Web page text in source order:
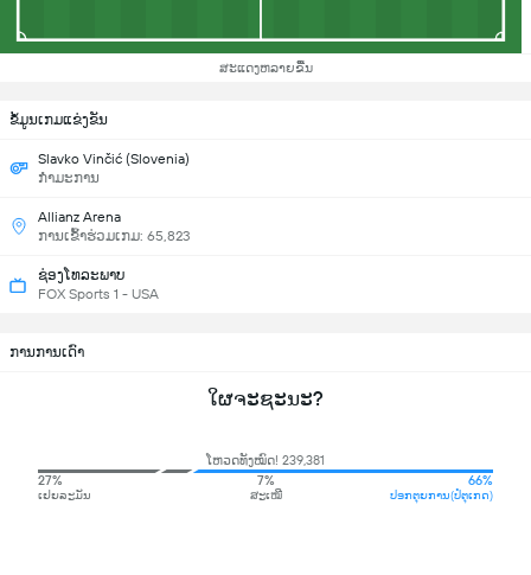
ສະແດງຫລາຍຂື້ນ
ຂ້ໍມູນເກມແຂ່ງຂັນ
Slavko Vinčić (Slovenia)
ກຳມະການ
Allianz Arena
ການເຂົ້າຮ່ວມເກມ: 65,823
ຊ່ອງໂທລະພາບ
FOX Sports 1 - USA
ການການເດົາ
ໃຜຈະຊະນະ?
ໂຫວດທັງໝົດ! 239,381
27%
ເຢຍລະມັນ
7%
ສະເໝີ
66%
ປອກຕຸຍການ(ປໍຕຸເກດ)